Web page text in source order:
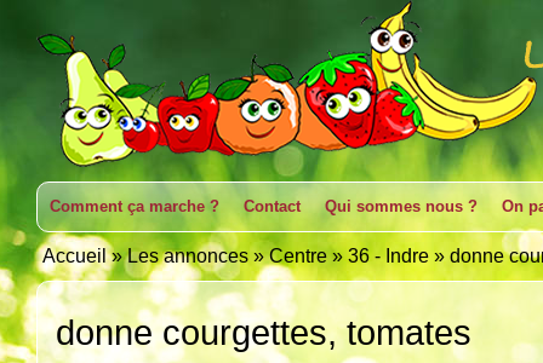
Comment ça marche ? Contact Qui sommes nous ? On
Accueil»Les annonces »Centre » 36 - Indre » donne
donne courgettes, tomates